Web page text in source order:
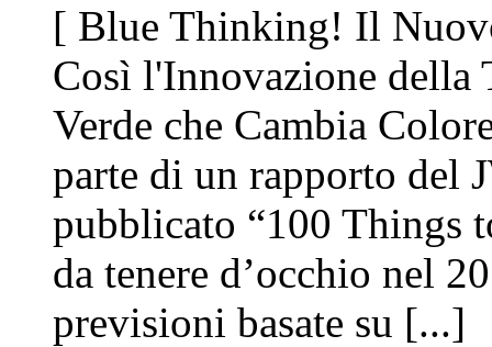
[ Blue Thinking! Il
Così l'Innovazione della
Verde che Cambia
parte di un rapporto del
pubblicato “100 Things
da tenere d’occhio nel
previsioni basate su [...]